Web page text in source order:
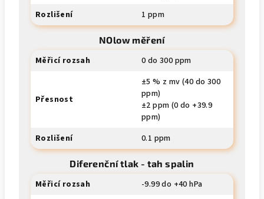
Rozlišení
1 ppm
NOlow měření
Měřicí rozsah 0 do 300 ppm
Přesnost
±5 % z mv (40 do 300
ppm)
±2 ppm (0 do +39.9
ppm)
Rozlišení
0.1 ppm
Diferenční tlak - tah spalin
Měřicí rozsah -9.99 do +40 hPa